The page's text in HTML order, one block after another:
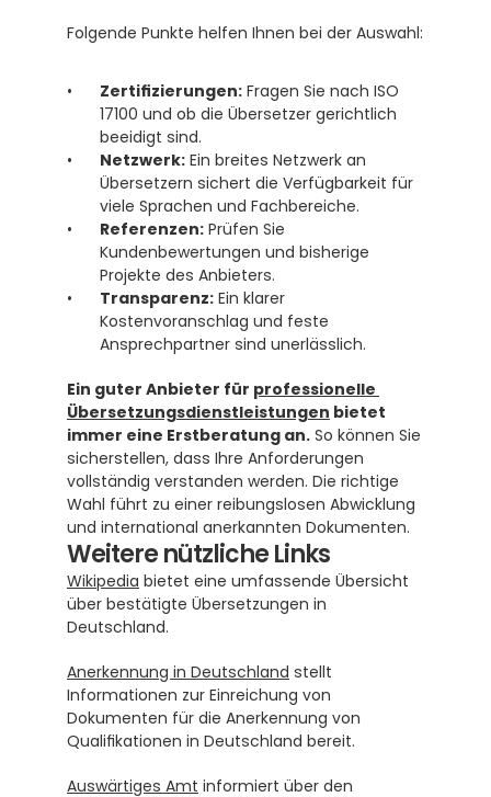
Folgende Punkte helfen Ihnen bei der Auswahl:
Zertifizierungen: Fragen Sie nach ISO
17100 und ob die Übersetzer gerichtlich
beeidigt sind.
Netzwerk: Ein breites Netzwerk an
Übersetzern sichert die Verfügbarkeit für
viele Sprachen und Fachbereiche.
Referenzen: Prüfen Sie
Kundenbewertungen und bisherige
Projekte des Anbieters.
Transparenz: Ein klarer
Kostenvoranschlag und feste
Ansprechpartner sind unerlässlich.
Ein guter Anbieter für professionelle
Übersetzungsdienstleistungen bietet
immer eine Erstberatung an. So können Sie
sicherstellen, dass Ihre Anforderungen
vollständig verstanden werden. Die richtige
Wahl führt zu einer reibungslosen Abwicklung
und international anerkannten Dokumenten.
Weitere nützliche Links
Wikipedia bietet eine umfassende Übersicht
über bestätigte Übersetzungen in
Deutschland.
Anerkennung in Deutschland stellt
Informationen zur Einreichung von
Dokumenten für die Anerkennung von
Qualifikationen in Deutschland bereit.
Auswärtiges Amt informiert über den